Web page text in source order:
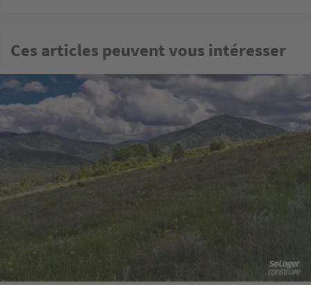
Ces articles peuvent vous intéresser
Image